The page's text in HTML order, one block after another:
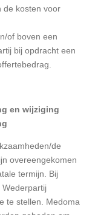
de kosten voor
of boven een
bij opdracht een
en wijziging
de
overeengekomen
termijn. Bij
te stellen. Medoma